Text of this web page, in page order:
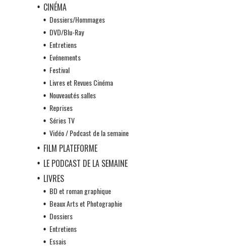
CINÉMA
Dossiers/Hommages
DVD/Blu-Ray
Entretiens
Evénements
Festival
Livres et Revues Cinéma
Nouveautés salles
Reprises
Séries TV
Vidéo / Podcast de la semaine
FILM PLATEFORME
LE PODCAST DE LA SEMAINE
LIVRES
BD et roman graphique
Beaux Arts et Photographie
Dossiers
Entretiens
Essais